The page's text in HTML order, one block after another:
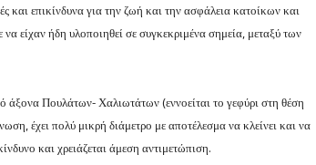
και επικίνδυνα για την ζωή και την ασφάλεια κατοίκων και
είχαν ήδη υλοποιηθεί σε συγκεκριμένα σημεία, μεταξύ των
άξονα Πουλάτων- Χαλιωτάτων (εννοείται το γεφύρι στη θέση
έχει πολύ μικρή διάμετρο με αποτέλεσμα να κλείνει και να
και χρειάζεται άμεση αντιμετώπιση.